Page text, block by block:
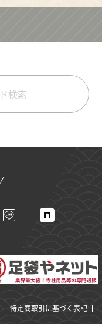
特定商取引に基づく表記